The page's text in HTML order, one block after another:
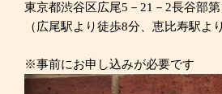
東京都渋谷区広尾5－21－2長谷部
（広尾駅より徒歩8分、恵比寿駅よ
※事前にお申し込みが必要です